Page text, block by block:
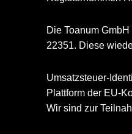
Die Toanum
22351. Diese
Umsatzsteuer-
Plattform der EU-
Wir sind zur